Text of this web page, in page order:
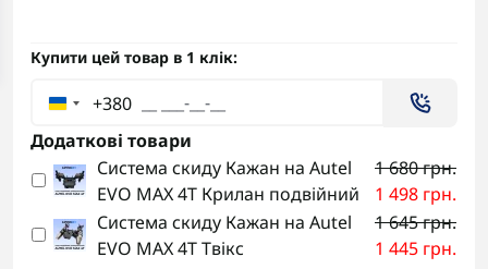
Купити цей товар в 1 клік:
+380
Додаткові товари
Система скиду Кажан на Autel
EVO MAX 4T Крилан подвійний
1 680 грн.
1 498 грн.
Система скиду Кажан на Autel
EVO MAX 4T Твікс
1 645 грн.
1 445 грн.